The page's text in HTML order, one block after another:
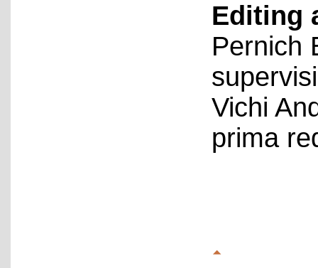
Editing
Pernich
Vichi
prima